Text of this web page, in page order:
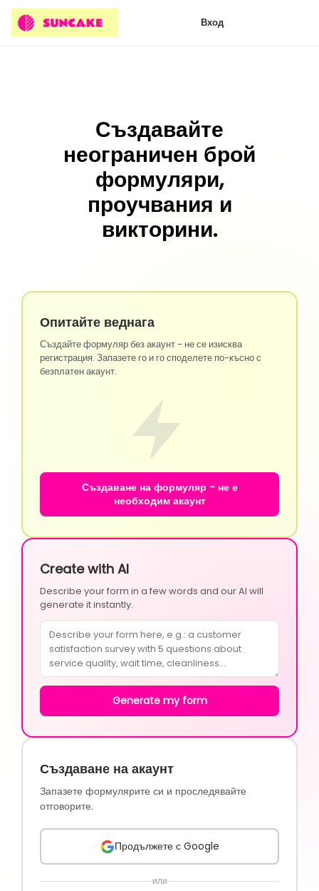
Вход
Създавайте
неограничен брой
формуляри,
проучвания и
викторини.
Опитайте веднага
Създайте формуляр без акаунт - не се изисква
регистрация. Запазете го и го споделете по-късно с
безплатен акаунт.
Създаване на формуляр - не е
необходим акаунт
Create with AI
Describe your form in a few words and our AI will
generate it instantly.
Generate my form
Създаване на акаунт
Запазете формулярите си и проследявайте
отговорите.
Продължете с Google
или